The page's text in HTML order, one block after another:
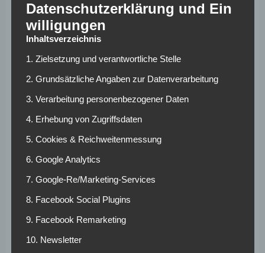
Schalke, Mainz und
Düsseldorf an
Jastrzembski
interessiert
verborgen geblieben. Laut dem Bericht von
„transfermarkt“ zeigen der FC Schalke 04, der FSV Mainz
05 und Fortuna Düsseldorf Interesse an dem 19-Jährigen.
Sein aktueller Marktwert beträgt 800.000 Euro.
Sollte Jastrzembski eine Vertragsverlängerung bei Hertha
BSC ablehnen, könnten sich die Bemühungen der
Datenschutzerklärung und Ein
willigungen
Inhaltsverzeichnis
1. Zielsetzung und verantwortliche Stelle
2. Grundsätzliche Angaben zur Datenverarbeitung
3. Verarbeitung personenbezogener Daten
4. Erhebung von Zugriffsdaten
5. Cookies & Reichweitenmessung
6. Google Analytics
7. Google-Re/Marketing-Services
8. Facebook Social Plugins
9. Facebook Remarketing
10. Newsletter